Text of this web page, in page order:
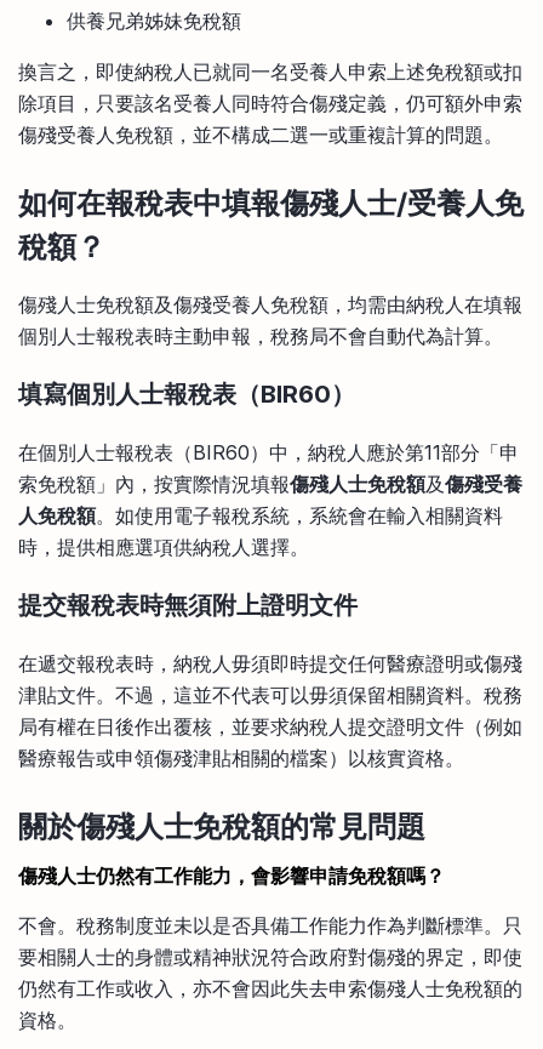
供養兄弟姊妹免稅額
換言之，即使納稅人已就同一名受養人申索上述免稅額或扣
除項目，只要該名受養人同時符合傷殘定義，仍可額外申索
傷殘受養人免稅額，並不構成二選一或重複計算的問題。
如何在報稅表中填報傷殘人士/受養人免
稅額？
傷殘人士免稅額及傷殘受養人免稅額，均需由納稅人在填報
個別人士報稅表時主動申報，稅務局不會自動代為計算。
填寫個別人士報稅表（BIR60）
在個別人士報稅表（BIR60）中，納稅人應於第11部分「申
索免稅額」內，按實際情況填報傷殘人士免稅額及傷殘受養
人免稅額。如使用電子報稅系統，系統會在輸入相關資料
時，提供相應選項供納稅人選擇。
提交報稅表時無須附上證明文件
在遞交報稅表時，納稅人毋須即時提交任何醫療證明或傷殘
津貼文件。不過，這並不代表可以毋須保留相關資料。稅務
局有權在日後作出覆核，並要求納稅人提交證明文件（例如
醫療報告或申領傷殘津貼相關的檔案）以核實資格。
關於傷殘人士免稅額的常見問題
傷殘人士仍然有工作能力，會影響申請免稅額嗎？
不會。稅務制度並未以是否具備工作能力作為判斷標準。只
要相關人士的身體或精神狀況符合政府對傷殘的界定，即使
仍然有工作或收入，亦不會因此失去申索傷殘人士免稅額的
資格。